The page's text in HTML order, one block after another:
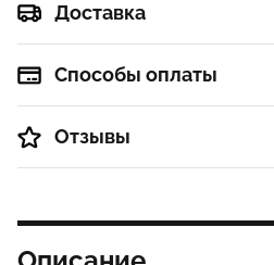
Доставка
Способы оплаты
Отзывы